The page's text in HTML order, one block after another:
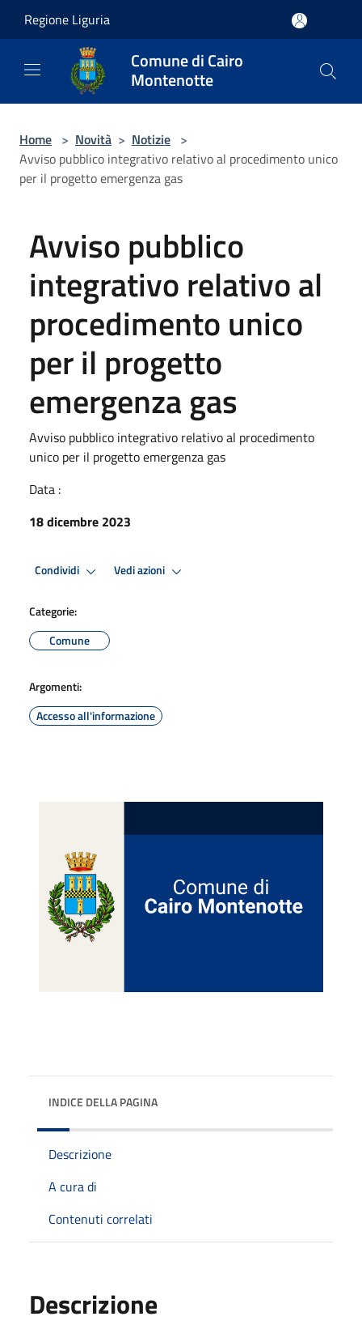
Regione Liguria
Comune di Cairo
Montenotte
Home > Novità > Notizie >
Avviso pubblico integrativo relativo al procedimento unico
per il progetto emergenza gas
Avviso pubblico
integrativo relativo al
procedimento unico
per il progetto
emergenza gas
Avviso pubblico integrativo relativo al procedimento
unico per il progetto emergenza gas
Data :
18 dicembre 2023
Condividi Vedi azioni
Categorie:
Comune
Argomenti:
Accesso all'informazione
INDICE DELLA PAGINA
Descrizione
A cura di
Contenuti correlati
Descrizione